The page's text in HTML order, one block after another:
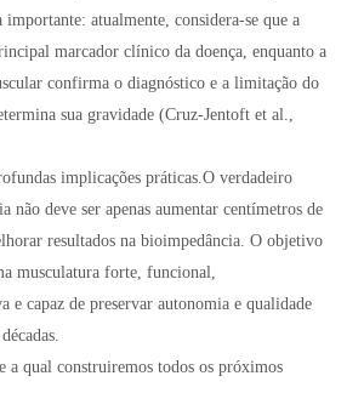
importante: atualmente, considera-se que a
marcador clínico da doença, enquanto a
confirma o diagnóstico e a limitação do
sua gravidade (Cruz-Jentoft et al.,
implicações práticas.O verdadeiro
não deve ser apenas aumentar centímetros de
resultados na bioimpedância. O objetivo
musculatura forte, funcional,
e capaz de preservar autonomia e qualidade
a qual construiremos todos os próximos